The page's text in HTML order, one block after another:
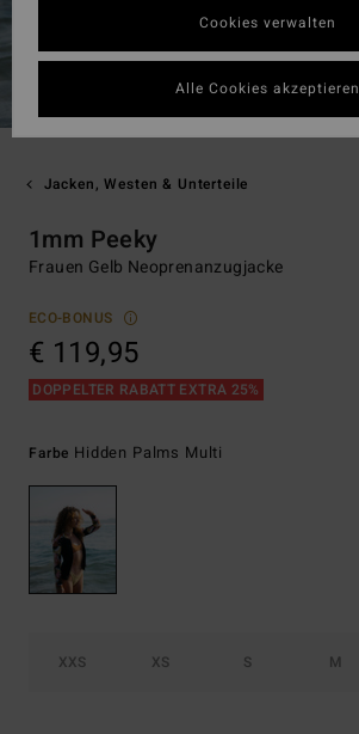
Jacken, Westen & Unterteile
1mm Peeky
Frauen Gelb Neoprenanzugjacke
ECO-BONUS
€ 119,95
DOPPELTER RABATT EXTRA 25%
Farbe Hidden Palms Multi
XXS XS S M
Cookies verwalten
Alle Cookies akzeptieren